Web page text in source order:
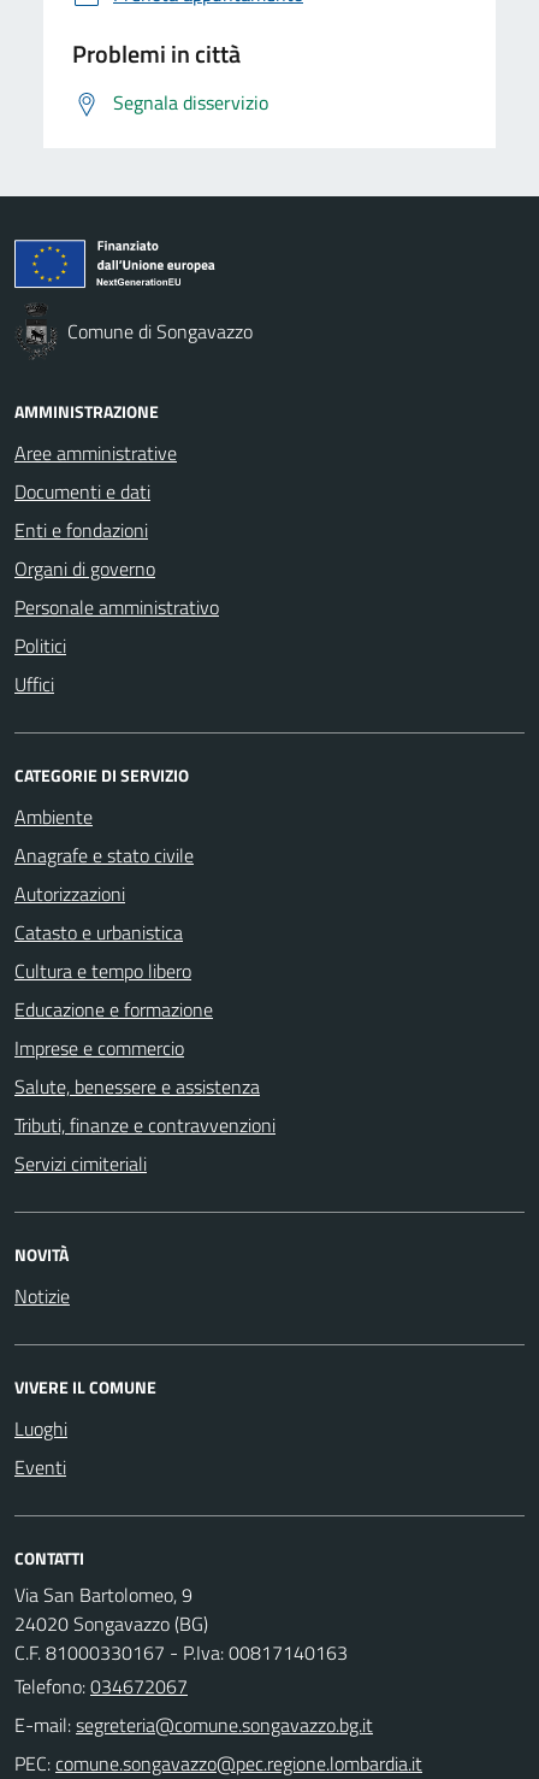
Problemi in città
Segnala disservizio
Comune di Songavazzo
AMMINISTRAZIONE
Aree amministrative
Documenti e dati
Enti e fondazioni
Organi di governo
Personale amministrativo
Politici
Uffici
CATEGORIE DI SERVIZIO
Ambiente
Anagrafe e stato civile
Autorizzazioni
Catasto e urbanistica
Cultura e tempo libero
Educazione e formazione
Imprese e commercio
Salute, benessere e assistenza
Tributi, finanze e contravvenzioni
Servizi cimiteriali
NOVITÀ
Notizie
VIVERE IL COMUNE
Luoghi
Eventi
CONTATTI
Via San Bartolomeo, 9
24020 Songavazzo (BG)
C.F. 81000330167 - P.Iva: 00817140163
Telefono:034672067
E-mail:
PEC: